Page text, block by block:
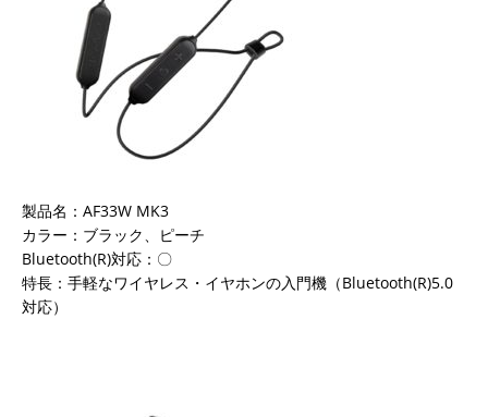
製品名：AF33W MK3
カラー：ブラック、ピーチ
Bluetooth(R)対応：〇
特長：手軽なワイヤレス・イヤホンの入門機（Bluetooth(R)5.0
対応）